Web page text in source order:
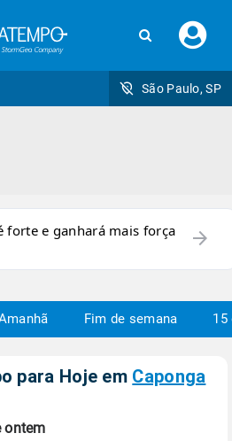
seu
São Paulo, SP
forte e ganhará mais força
arrow_forward
Fim de semana 15
para Hoje em Caponga
ontem